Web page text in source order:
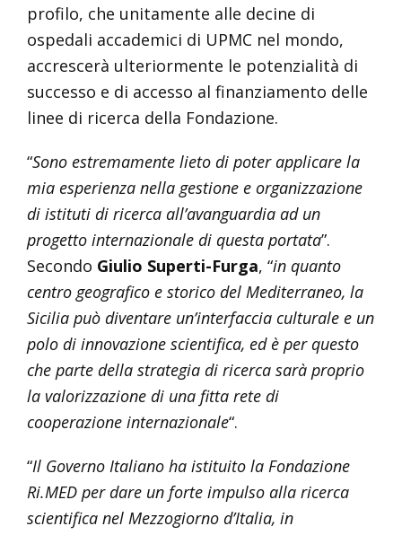
profilo, che unitamente alle decine di
ospedali accademici di UPMC nel mondo,
accrescerà ulteriormente le potenzialità di
successo e di accesso al finanziamento delle
linee di ricerca della Fondazione.
“Sono estremamente lieto di poter applicare la
mia esperienza nella gestione e organizzazione
di istituti di ricerca all’avanguardia ad un
progetto internazionale di questa portata”.
Secondo Giulio Superti-Furga, “in quanto
centro geografico e storico del Mediterraneo, la
Sicilia può diventare un’interfaccia culturale e un
polo di innovazione scientifica, ed è per questo
che parte della strategia di ricerca sarà proprio
la valorizzazione di una fitta rete di
cooperazione internazionale“.
“Il Governo Italiano ha istituito la Fondazione
Ri.MED per dare un forte impulso alla ricerca
scientifica nel Mezzogiorno d’Italia, in